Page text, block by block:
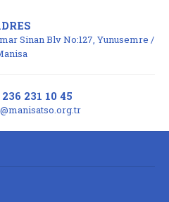
Sinan Blv No:127, Yunusemre /
231 10 45